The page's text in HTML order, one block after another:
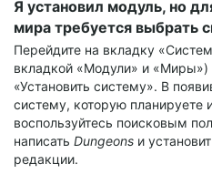
Я установил модуль, но
мира требуется выбрать
Перейдите на вкладку
вкладкой «Модули» и
«Установить систему». В
систему, которую планируете
воспользуйтесь поисковым
написать Dungeons и
редакции.